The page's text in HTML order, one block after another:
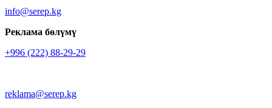
info@serep.kg
Реклама бөлүмү
+996 (222) 88-29-29
reklama@serep.kg